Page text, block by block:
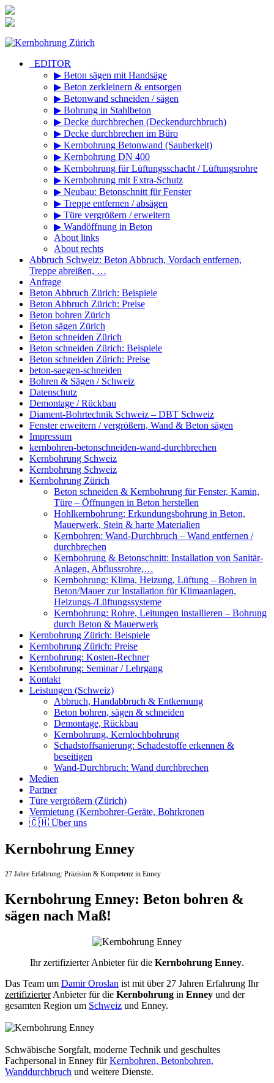
Inhalt
_EDITOR
▶ Beton sägen mit Handsäge
▶ Beton zerkleinern & entsorgen
▶ Betonwand schneiden / sägen
▶ Bohrung in Stahlbeton
▶ Decke durchbrechen (Deckendurchbruch)
▶ Decke durchbrechen im Büro
▶ Kernbohrung Betonwand (Sauberkeit)
▶ Kernbohrung DN 400
▶ Kernbohrung für Lüftungsschacht / Lüftungsrohre
▶ Kernbohrung mit Extra-Schutz
▶ Neubau: Betonschnitt für Fenster
▶ Treppe entfernen / absägen
▶ Türe vergrößern / erweitern
▶ Wandöffnung in Beton
About links
About rechts
Abbruch Schweiz: Beton Abbruch, Vordach entfernen,
Treppe abreißen, …
Anfrage
Beton Abbruch Zürich: Beispiele
Beton Abbruch Zürich: Preise
Beton bohren Zürich
Beton sägen Zürich
Beton schneiden Zürich
Beton schneiden Zürich: Beispiele
Beton schneiden Zürich: Preise
beton-saegen-schneiden
Bohren & Sägen / Schweiz
Datenschutz
Demontage / Rückbau
Diament-Bohrtechnik Schweiz – DBT Schweiz
Fenster erweitern / vergrößern, Wand & Beton sägen
Impressum
kernbohren-betonschneiden-wand-durchbrechen
Kernbohrung Schweiz
Kernbohrung Schweiz
Kernbohrung Zürich
Beton schneiden & Kernbohrung für Fenster, Kamin,
Türe – Öffnungen in Beton herstellen
Hohlkernbohrung: Erkundungsbohrung in Beton,
Mauerwerk, Stein & harte Materialien
Kernbohren: Wand-Durchbruch – Wand entfernen /
durchbrechen
Kernbohrung & Betonschnitt: Installation von Sanitär-
Anlagen, Abflussrohre,…
Kernbohrung: Klima, Heizung, Lüftung – Bohren in
Beton/Mauer zur Installation für Klimaanlagen,
Heizungs-/Lüftungssysteme
Kernbohrung: Rohre, Leitungen installieren – Bohrung
durch Beton & Mauerwerk
Kernbohrung Zürich: Beispiele
Kernbohrung Zürich: Preise
Kernbohrung: Kosten-Rechner
Kernbohrung: Seminar / Lehrgang
Kontakt
Leistungen (Schweiz)
Abbruch, Handabbruch & Entkernung
Beton bohren, sägen & schneiden
Demontage, Rückbau
Kernbohrung, Kernlochbohrung
Schadstoffsanierung: Schadestoffe erkennen &
beseitigen
Wand-Durchbruch: Wand durchbrechen
Medien
Partner
Türe vergrößern (Zürich)
Vermietung (Kernbohrer-Geräte, Bohrkronen
🇨🇭 Über uns
Kernbohrung Enney
27 Jahre Erfahrung: Präzision & Kompetenz in Enney
Kernbohrung Enney: Beton bohren &
sägen nach Maß!
Ihr zertifizierter Anbieter für die Kernbohrung Enney.
Das Team um Damir Oroslan ist mit über 27 Jahren Erfahrung Ihr
zertifizierterAnbieter für die Kernbohrung in Enney und der
gesamten Region um Schweiz und Enney.
Schwäbische Sorgfalt, moderne Technik und geschultes
Fachpersonal in Enney fürKernbohren, Betonbohren,
Wanddurchbruch und weitere Dienste.